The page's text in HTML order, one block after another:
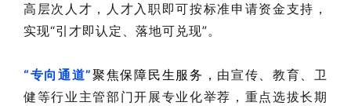
高层次人才，人才入职即可按标准申请资金支持，
实现“引才即认定、落地可兑现”。
“专向通道”聚焦保障民生服务， 由宣传、教育、卫
健等行业主管部门开展专业化举荐，重点选拔长期